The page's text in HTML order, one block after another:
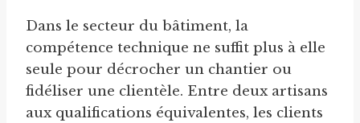
Dans le secteur du bâtiment, la
compétence technique ne suffit plus à elle
seule pour décrocher un chantier ou
fidéliser une clientèle. Entre deux artisans
aux qualifications équivalentes, les clients